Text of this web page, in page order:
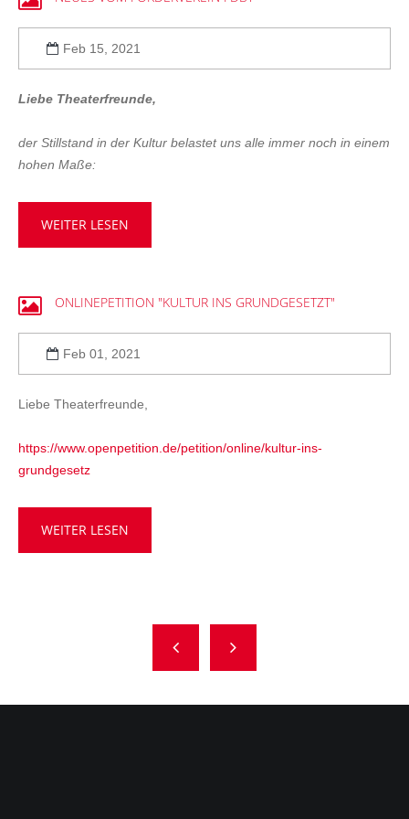
Feb 15, 2021
Liebe Theaterfreunde,
der Stillstand in der Kultur belastet uns alle immer noch in einem
hohen Maße:
WEITER LESEN
ONLINEPETITION "KULTUR INS GRUNDGESETZT"
Feb 01, 2021
Liebe Theaterfreunde,
https://www.openpetition.de/petition/online/kultur-ins-
grundgesetz
WEITER LESEN